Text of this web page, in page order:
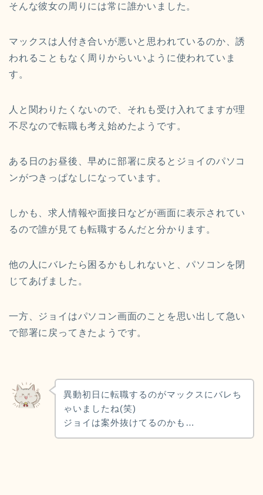
そんな彼女の周りには常に誰かいました。
マックスは人付き合いが悪いと思われているのか、誘
われることもなく周りからいいように使われていま
す。
人と関わりたくないので、それも受け入れてますが理
不尽なので転職も考え始めたようです。
ある日のお昼後、早めに部署に戻るとジョイのパソコ
ンがつきっぱなしになっています。
しかも、求人情報や面接日などが画面に表示されてい
るので誰が見ても転職するんだと分かります。
他の人にバレたら困るかもしれないと、パソコンを閉
じてあげました。
一方、ジョイはパソコン画面のことを思い出して急い
で部署に戻ってきたようです。
異動初日に転職するのがマックスにバレち
ゃいましたね(笑)
ジョイは案外抜けてるのかも…